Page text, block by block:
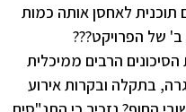
תוכנית לאחסן אותה כמות
הרבים ממיכלית
בתקלה ובקרות אירוע